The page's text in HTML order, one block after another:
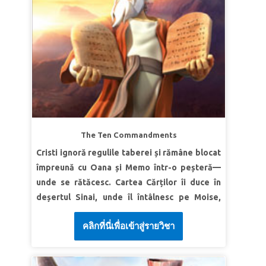
unii cu alţii, miloşi şi iertaţi-vă unul pe altul,
cum v-a iertat şi Dumnezeu pe voi în Hristos.”
Deuteronomul 5:33a
Adevăr biblic: Dumnezeu mă vede, mă aude și
mă înțelege.
Verset | Sari ca mingea „Domnul a zis: ‘Am
văzut asuprirea poporului Meu, care este în
Egipt, şi am auzit strigătele pe care le scoate
din pricina asupritorilor lui; căci îi cunosc
durerile.’” Exodul 3:7
slăbiciunea mea.”
Verset | Sari ca mingea
Moise a pledat:
„Doamne, nu sunt foarte bun cu cuvintele”. ...
Atunci Domnul l-a întrebat pe Moise: „Cine face
gura unei persoane? ... Nu sunt eu, DOMNUL?
Du-te, dar; Eu voi fi cu gura ta şi te voi învăţa ce
The Ten Commandments
Cristi ignoră regulile taberei și rămâne blocat
împreună cu Oana și Memo într-o peșteră—
unde se rătăcesc. Cartea Cărților îi duce în
deșertul Sinai, unde îl întâlnesc pe Moise,
Aron și pe israeliți. Fii martorul modului
minunat în care Dumnezeu dă Cele Zece
Porunci, vedeți consecințele dezastruoase
când oamenii nu ascultă de legile Lui și
คลิกที่นี่เพื่อเข้าสู่รายวิชา